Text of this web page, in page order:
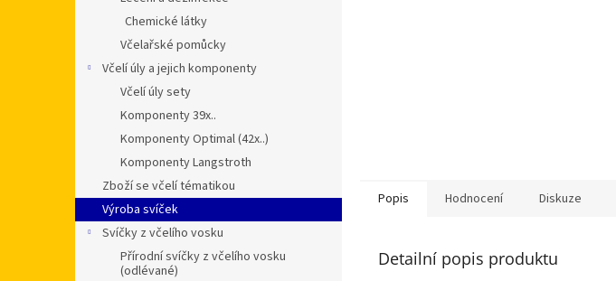
Chemické látky
Včelařské pomůcky
Včelí úly a jejich komponenty
Včelí úly sety
Komponenty 39x..
Komponenty Optimal (42x..)
Komponenty Langstroth
Zboží se včelí tématikou
Výroba svíček
Svíčky z včelího vosku
Přírodní svíčky z včelího vosku
(odlévané)
Popis Hodnocení Diskuze
Detailní popis produktu